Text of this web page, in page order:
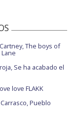
The boys of
Se ha acabado el
love FLAKK
Pueblo